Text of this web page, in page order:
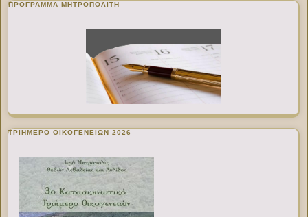
ΠΡΌΓΡΑΜΜΑ ΜΗΤΡΟΠΟΛΊΤΗ
ΤΡΙΗΜΕΡΟ ΟΙΚΟΓΕΝΕΙΩΝ 2026